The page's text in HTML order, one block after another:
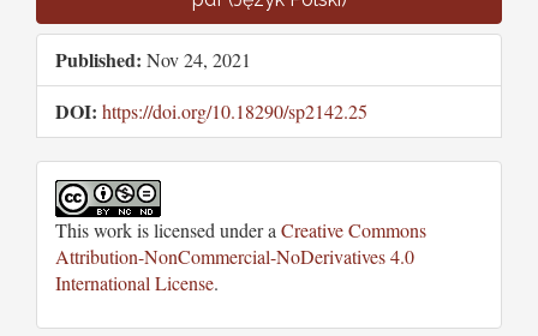
Published: Nov 24, 2021
DOI: https://doi.org/10.18290/sp2142.25
This work is licensed under a Creative Commons
Attribution-NonCommercial-NoDerivatives 4.0
International License.